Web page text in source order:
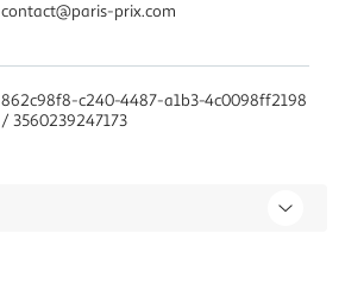
contact@paris-prix.com
862c98f8-c240-4487-a1b3-4c0098ff2198
/ 3560239247173